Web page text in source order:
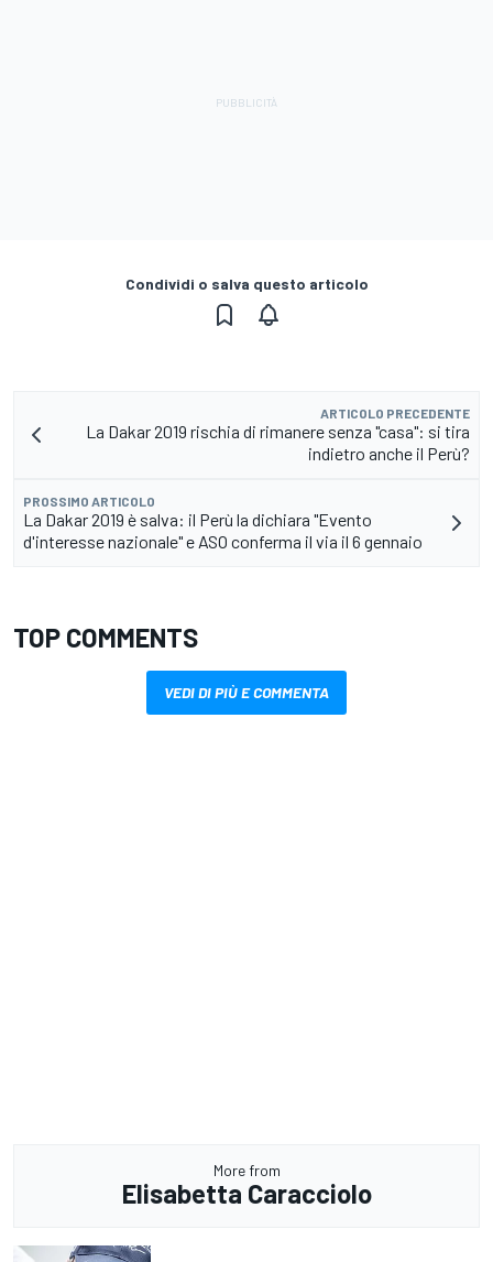
Condividi o salva questo articolo
ARTICOLO PRECEDENTE
La Dakar 2019 rischia di rimanere senza "casa": si tira
indietro anche il Perù?
PROSSIMO ARTICOLO
La Dakar 2019 è salva: il Perù la dichiara "Evento
d'interesse nazionale" e ASO conferma il via il 6 gennaio
TOP COMMENTS
VEDI DI PIÙ E COMMENTA
More from
Elisabetta Caracciolo